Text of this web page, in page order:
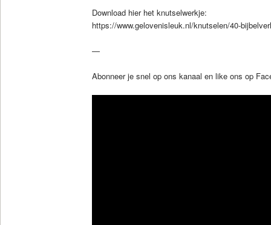
Download hier het knutselwerkje:
https://www.gelovenisleuk.nl/knutselen/40-
—
Abonneer je snel op ons kanaal en like ons op